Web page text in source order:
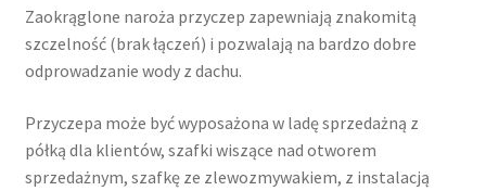
Zaokrąglone naroża przyczep zapewniają znakomitą
szczelność (brak łączeń) i pozwalają na bardzo dobre
odprowadzanie wody z dachu.
Przyczepa może być wyposażona w ladę sprzedażną z
półką dla klientów, szafki wiszące nad otworem
sprzedażnym, szafkę ze zlewozmywakiem, z instalacją